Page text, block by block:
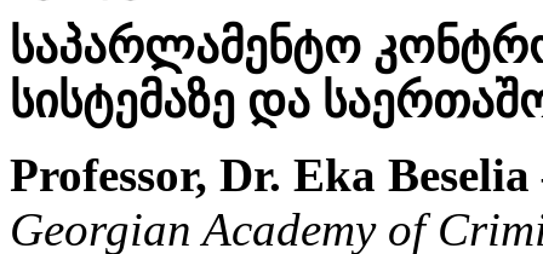
საპარლამენტო
სისტემაზე და
Professor, Dr. Eka
Georgian Academy of